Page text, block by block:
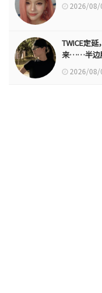
2026/08/
TWICE定
来……半边
2026/08/